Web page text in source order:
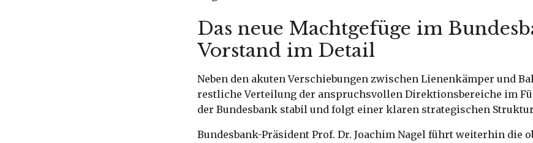
Das neue Machtgefüge im
Vorstand im Detail
Neben den akuten Verschiebungen zwischen Lienenkämper und
restliche Verteilung der anspruchsvollen Direktionsbereiche im
der Bundesbank stabil und folgt einer klaren strategischen
Bundesbank-Präsident Prof. Dr. Joachim Nagel führt weiterhin die